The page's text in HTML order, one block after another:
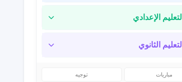
التعليم الإعدادي
التعليم الثانوي
مباريات توجيه